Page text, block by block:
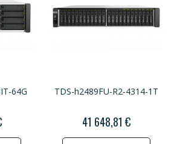
64G TDS-h2489FU-R2-4314-1T
41 648,81 €